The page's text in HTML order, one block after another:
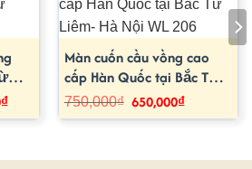
₫Giá
tại
Màn cuốn cầu vồng cao
cấp Hàn Quốc tại Bắc Từ
Liêm- Hà Nội WL 206
750,000₫ Giá
gốc
là:
650,000₫Giá
tại